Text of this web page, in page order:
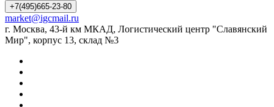
+7(495)665-23-80
market@igcmail.ru
г. Москва, 43-й км МКАД, Логистический центр "Славянский
Мир", корпус 13, склад №3